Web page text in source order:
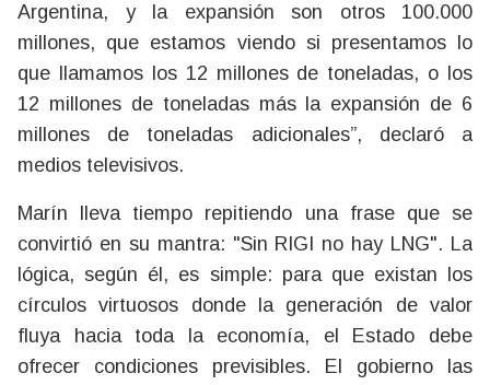
Argentina, y la expansión son otros 100.000
millones, que estamos viendo si presentamos lo
que llamamos los 12 millones de toneladas, o los
12 millones de toneladas más la expansión de 6
millones de toneladas adicionales”, declaró a
medios televisivos.
Marín lleva tiempo repitiendo una frase que se
convirtió en su mantra: "Sin RIGI no hay LNG". La
lógica, según él, es simple: para que existan los
círculos virtuosos donde la generación de valor
fluya hacia toda la economía, el Estado debe
ofrecer condiciones previsibles. El gobierno las